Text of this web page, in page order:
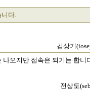
니다.
김상기
나오지만 접속은 되기는 합
전상도